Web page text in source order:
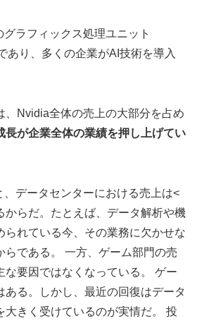
ラフィックス処理ユニット
あり、多くの企業がAI技術を導入
、Nvidia全体の売上の大部分を占め
長が企業全体の業績を押し上げてい
データセンターにおける売上は<
からだ。たとえば、データ解析や機
られている今、その業務に欠かせな
らである。 一方、ゲーム部門の売
な要因ではなくなっている。 ゲー
ある。しかし、最近の回復はデータ
大きく受けているのが実情だ。 投